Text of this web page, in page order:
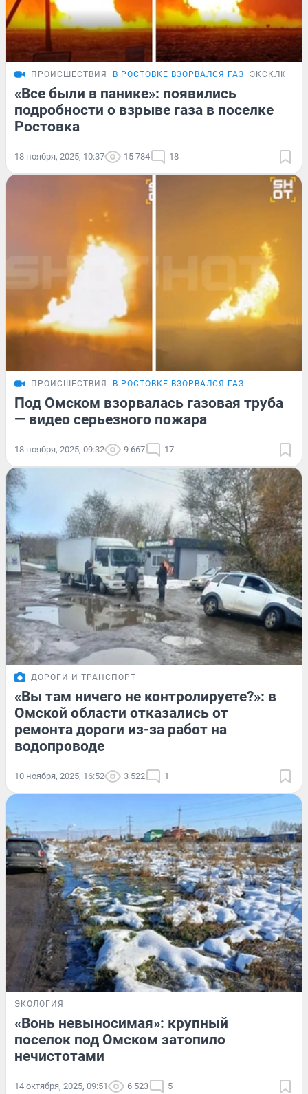
ПРОИСШЕСТВИЯ В РОСТОВКЕ ВЗОРВАЛСЯ ГАЗ ЭКСКЛЮЗИВ
«Все были в панике»: появились
подробности о взрыве газа в поселке
Ростовка
18 ноября, 2025, 10:37 15 784 18
ПРОИСШЕСТВИЯ В РОСТОВКЕ ВЗОРВАЛСЯ ГАЗ
Под Омском взорвалась газовая труба
— видео серьезного пожара
18 ноября, 2025, 09:32 9 667 17
ДОРОГИ И ТРАНСПОРТ
«Вы там ничего не контролируете?»: в
Омской области отказались от
ремонта дороги из-за работ на
водопроводе
10 ноября, 2025, 16:52 3 522 1
ЭКОЛОГИЯ
«Вонь невыносимая»: крупный
поселок под Омском затопило
нечистотами
14 октября, 2025, 09:51 6 523 5